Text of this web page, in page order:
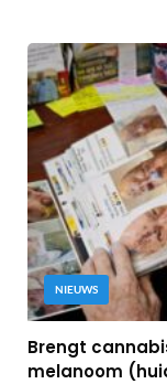
NIEUWS
Brengt
melanoom